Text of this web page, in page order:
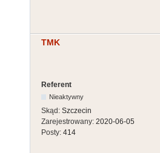
TMK
Referent
Nieaktywny
Skąd: Szczecin
Zarejestrowany: 2020-06-05
Posty: 414